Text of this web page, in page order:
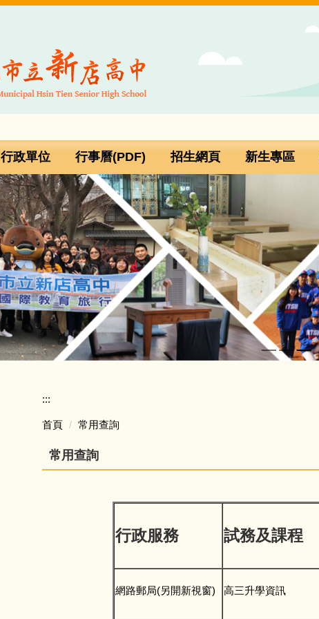
行政單位 行事曆(PDF) 招生網頁 新生專區
:::
首頁 常用查詢
常用查詢
行政服務 試務及課程
網路郵局(另開新視窗) 高三升學資訊